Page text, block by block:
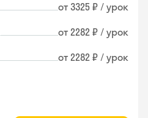
от 3325 ₽ / урок
от 2282 ₽ / урок
от 2282 ₽ / урок